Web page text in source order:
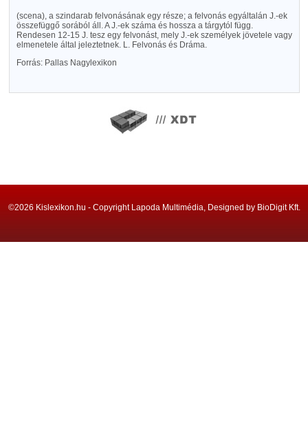
(scena), a szindarab felvonásának egy része; a felvonás egyáltalán J.-ek
összefüggő sorából áll. A J.-ek száma és hossza a tárgytól függ.
Rendesen 12-15 J. tesz egy felvonást, mely J.-ek személyek jövetele vagy
elmenetele által jeleztetnek. L. Felvonás és Dráma.
Forrás: Pallas Nagylexikon
©2026 Kislexikon.hu - Copyright Lapoda Multimédia, Designed by BioDigit Kft.